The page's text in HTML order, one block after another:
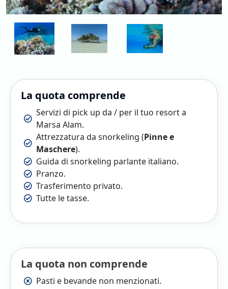
Sarai accompagnato al tuo resort a Marsa Alam.
La quota comprende
Servizi di pick up da / per il tuo resort a
Marsa Alam.
Attrezzatura da snorkeling (Pinne e
Maschere).
Guida di snorkeling parlante italiano.
Pranzo.
Trasferimento privato.
Tutte le tasse.
La quota non comprende
Pasti e bevande non menzionati.